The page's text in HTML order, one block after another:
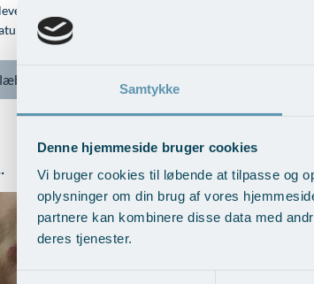
Samtykke
Denne hjemmeside bruger cookies
Vi bruger cookies til løbende at tilpasse og
oplysninger om din brug af vores
partnere kan kombinere disse data med
deres tjenester.
meget smal, kan operation med mindskelse af
en filler eller fedttransplantation.
og mundvigsløft